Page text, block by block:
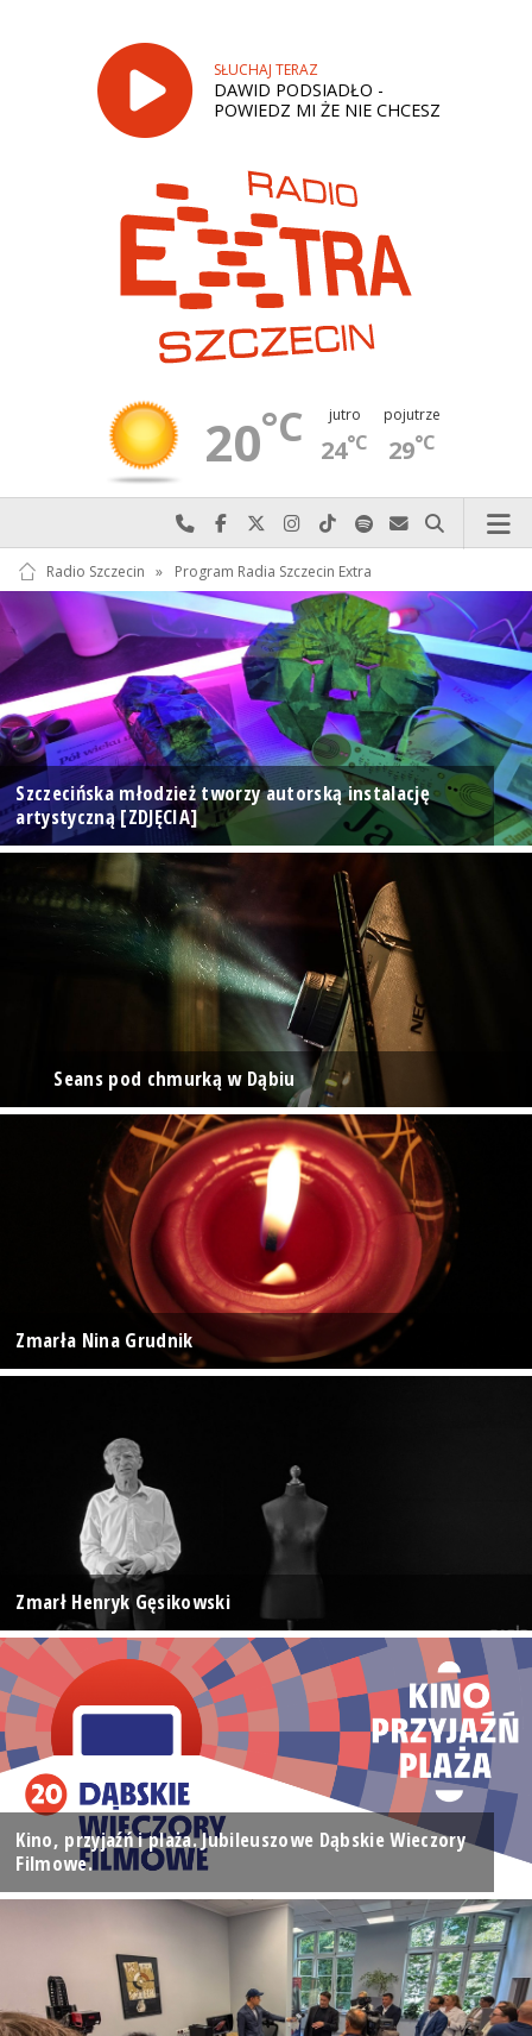
SŁUCHAJ TERAZ
DAWID PODSIADŁO -
POWIEDZ MI ŻE NIE CHCESZ
20°C jutro
24°C
pojutrze
29°C
Najlepiej po prostu do nas zadzwoń
Odwiedź nas na Facebook-u
Odwiedź nas na X
Odwiedź nas na Instagram-ie
Odwiedź nas na TikTok-u
Szukaj nas na Spotify
Wyślij do nas
Szukaj
Radio Szczecin » Program Radia Szczecin Extra
Szczecińska młodzież tworzy autorską instalację
artystyczną [ZDJĘCIA]
Seans pod chmurką w Dąbiu
Zmarła Nina Grudnik
Zmarł Henryk Gęsikowski
Kino, przyjaźń i plaża. Jubileuszowe Dąbskie Wieczory
Filmowe.